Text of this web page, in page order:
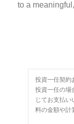
to a
投資一任契約
投資一任の場
じてお支払
料の金額や計